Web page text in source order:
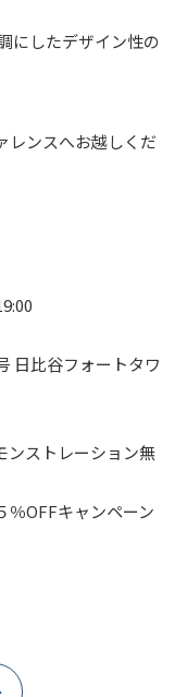
にしたデザイン性の
レンスへお越しくだ
日比谷フォートタワ
トレーション無
キャンペーン